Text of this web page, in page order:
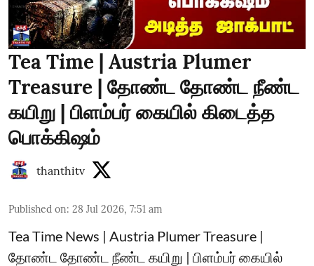
Tea Time | Austria Plumer
Treasure | தோண்ட தோண்ட நீண்ட
கயிறு | பிளம்பர் கையில் கிடைத்த
பொக்கிஷம்
thanthitv
Published on: 28 Jul 2026, 7:51 am
Tea Time News | Austria Plumer Treasure |
தோண்ட தோண்ட நீண்ட கயிறு | பிளம்பர் கையில்